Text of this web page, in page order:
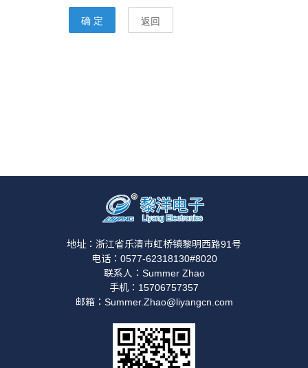
地址：浙江省乐清市虹桥镇黎明西路91号
电话：0577-62318130#8020
联系人：Summer Zhao
手机：15706757357
邮箱：Summer.Zhao@liyangcn.com